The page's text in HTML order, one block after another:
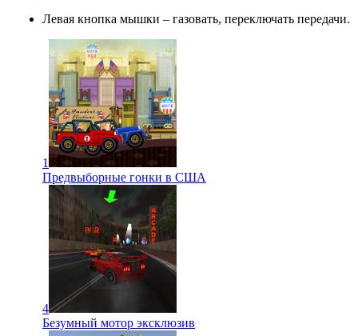
Левая кнопка мышки – газовать, переключать передачи.
1
Предвыборные гонки в США
4
Безумный мотор эксклюзив